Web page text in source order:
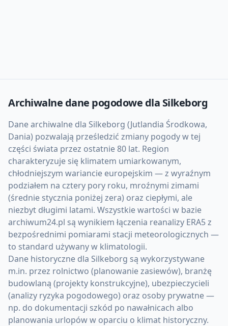
Archiwalne dane pogodowe dla Silkeborg
Dane archiwalne dla Silkeborg (Jutlandia Środkowa,
Dania) pozwalają prześledzić zmiany pogody w tej
części świata przez ostatnie 80 lat. Region
charakteryzuje się klimatem umiarkowanym,
chłodniejszym wariancie europejskim — z wyraźnym
podziałem na cztery pory roku, mroźnymi zimami
(średnie stycznia poniżej zera) oraz ciepłymi, ale
niezbyt długimi latami. Wszystkie wartości w bazie
archiwum24.pl są wynikiem łączenia reanalizy ERA5 z
bezpośrednimi pomiarami stacji meteorologicznych —
to standard używany w klimatologii.
Dane historyczne dla Silkeborg są wykorzystywane
m.in. przez rolnictwo (planowanie zasiewów), branżę
budowlaną (projekty konstrukcyjne), ubezpieczycieli
(analizy ryzyka pogodowego) oraz osoby prywatne —
np. do dokumentacji szkód po nawałnicach albo
planowania urlopów w oparciu o klimat historyczny.